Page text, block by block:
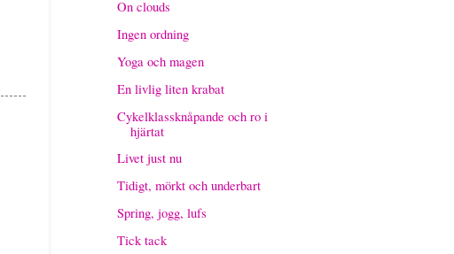
On clouds
Ingen ordning
Yoga och magen
En livlig liten krabat
Cykelklassknåpande och ro i
hjärtat
Livet just nu
Tidigt, mörkt och underbart
Spring, jogg, lufs
Tick tack